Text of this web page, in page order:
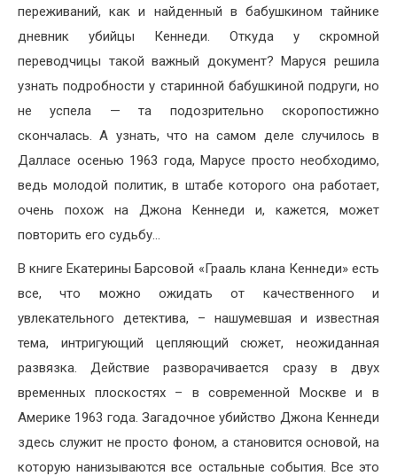
переживаний, как и найденный в бабушкином тайнике
дневник убийцы Кеннеди. Откуда у скромной
переводчицы такой важный документ? Маруся решила
узнать подробности у старинной бабушкиной подруги, но
не успела — та подозрительно скоропостижно
скончалась. А узнать, что на самом деле случилось в
Далласе осенью 1963 года, Марусе просто необходимо,
ведь молодой политик, в штабе которого она работает,
очень похож на Джона Кеннеди и, кажется, может
повторить его судьбу…
В книге Екатерины Барсовой «Грааль клана Кеннеди» есть
все, что можно ожидать от качественного и
увлекательного детектива, – нашумевшая и известная
тема, интригующий цепляющий сюжет, неожиданная
развязка. Действие разворачивается сразу в двух
временных плоскостях – в современной Москве и в
Америке 1963 года. Загадочное убийство Джона Кеннеди
здесь служит не просто фоном, а становится основой, на
которую нанизываются все остальные события. Все это